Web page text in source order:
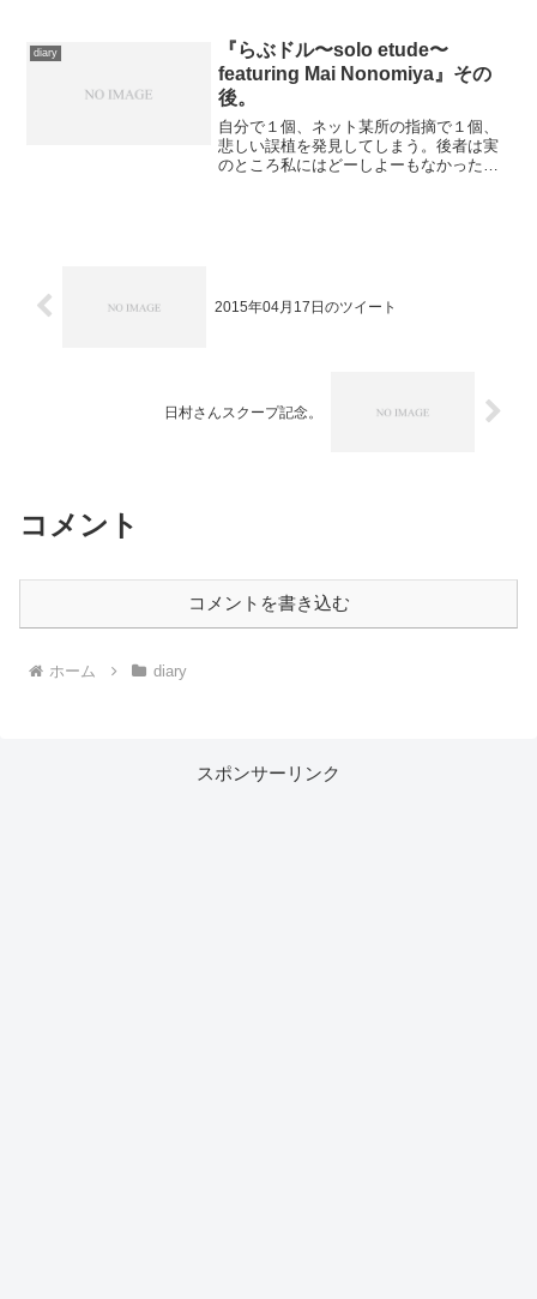
会に参加するつもりだったので、余裕を
もって列につけるように...
diary
『らぶドル〜solo etude〜
featuring Mai Nonomiya』その
後。
自分で１個、ネット某所の指摘で１個、
悲しい誤植を発見してしまう。後者は実
のところ私にはどーしよーもなかったん
2015年04月17日のツイート
日村さんスクープ記念。
コメント
コメントを書き込む
ホーム diary
スポンサーリンク